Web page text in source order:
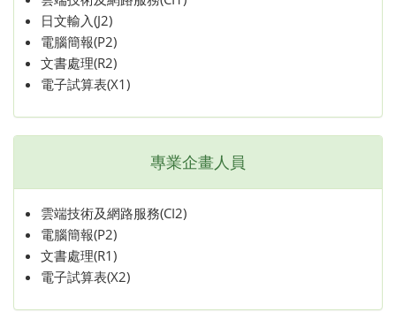
日文輸入(J2)
電腦簡報(P2)
文書處理(R2)
電子試算表(X1)
專業企畫人員
雲端技術及網路服務(CI2)
電腦簡報(P2)
文書處理(R1)
電子試算表(X2)